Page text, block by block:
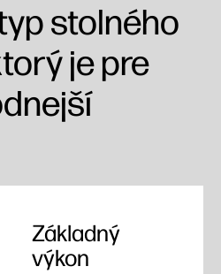
stolného
je pre
Základný
výkon